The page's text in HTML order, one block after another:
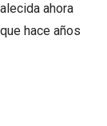
ahora
hace años